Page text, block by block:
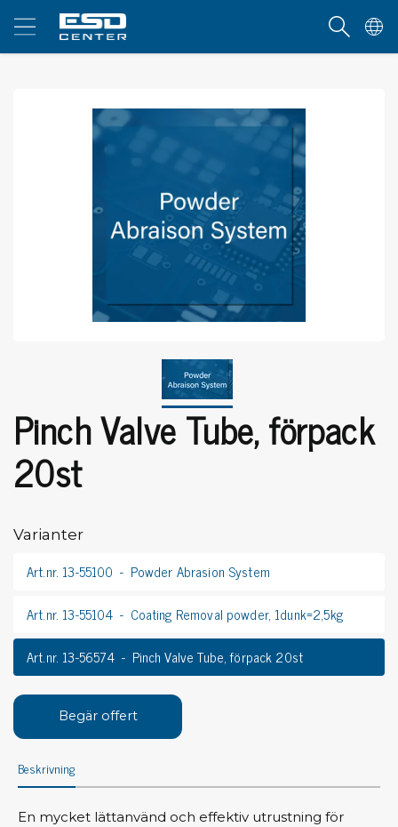
Pinch Valve Tube, förpack
20st
Varianter
Art.nr. 13-55100
Powder Abrasion System
Art.nr. 13-55104
Coating Removal powder, 1dunk=2,5kg
Art.nr. 13-56574
Pinch Valve Tube, förpack 20st
Begär offert
Beskrivning
En mycket lättanvänd och effektiv utrustning för